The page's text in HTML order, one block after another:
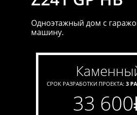
Одноэтажный дом с
машину.
СРОК РАЗРАБОТКИ ПРОЕКТА: 3
33 600